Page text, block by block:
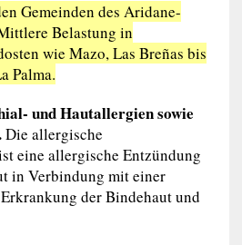
Gemeinden des Aridane-
Belastung in
wie Mazo, Las Breñas bis
Palma.
und Hautallergien sowie
Die allergische
eine allergische Entzündung
in Verbindung mit einer
der Bindehaut und